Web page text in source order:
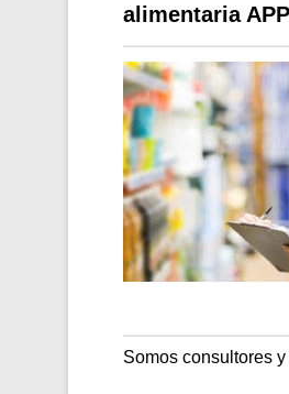
alimentaria
Somos consultores